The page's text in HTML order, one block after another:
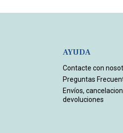
AYUDA
Contacte con
Preguntas
Envíos,
devoluciones